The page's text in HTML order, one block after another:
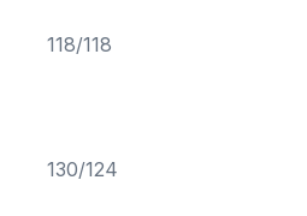
118/118
130/124